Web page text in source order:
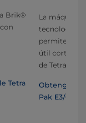
Brik®
Tetra
La máquina
tecnología
permiten
útil corta y
de Tetra
Obtenga
Pak E3/